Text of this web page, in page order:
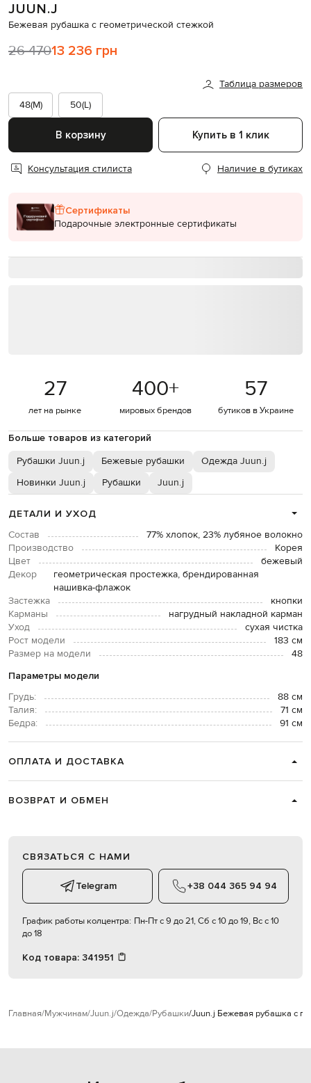
JUUN.J
Бежевая рубашка с геометрической стежкой
26 47013 236 грн
Таблица размеров
48(M)
50(L)
В корзину Купить в 1 клик
Консультация стилиста Наличие в бутиках
Сертификаты
Подарочные электронные сертификаты
27
лет на рынке
400+
мировых брендов
57
бутиков в Украине
Больше товаров из категорий
Рубашки Juun.j Бежевые рубашки
Одежда Juun.j
Новинки Juun.j
Рубашки Juun.j
ДЕТАЛИ И УХОД
Состав
77% хлопок, 23% лубяное волокно
Производство
Корея
Цвет
бежевый
Декор
геометрическая простежка, брендированная
нашивка-флажок
Застежка
кнопки
Карманы
нагрудный накладной карман
Уход
сухая чистка
Рост модели
183 см
Размер на модели
48
Параметры модели
Грудь:
88 см
Талия:
71 см
Бедра:
91 см
ОПЛАТА И ДОСТАВКА
ВОЗВРАТ И ОБМЕН
СВЯЗАТЬСЯ С НАМИ
Telegram +38 044 365 94 94
График работы колцентра: Пн-Пт с 9 до 21, Сб с 10 до 19, Вс с 10
до 18
Код товара: 341951
Главная Мужчинам Juun.j Одежда Рубашки Juun.j Бежевая рубашка с